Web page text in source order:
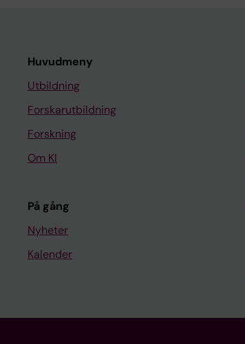
Huvudmeny
Utbildning
Forskarutbildning
Forskning
Om KI
På gång
Nyheter
Kalender